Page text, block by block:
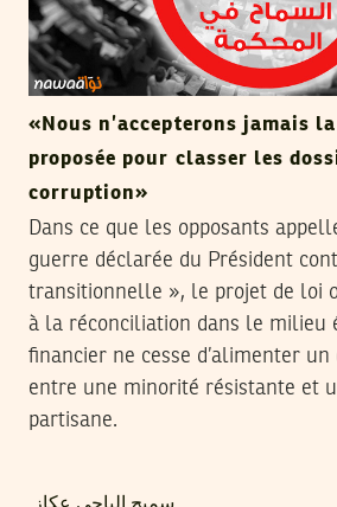
«Nous n’accepterons jamais
proposée pour classer les
corruption»
Dans ce que les opposants
guerre déclarée du Président
transitionnelle », le projet de loi
à la réconciliation dans le milieu
financier ne cesse d’alimenter
entre une minorité résistante et
partisane.